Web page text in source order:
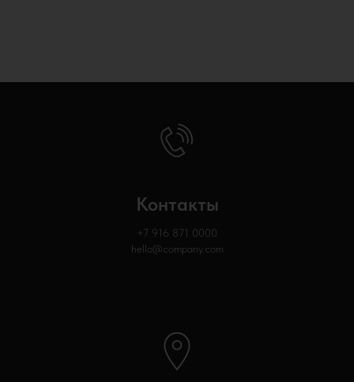
Контакты
+7 916 871 0000
hello@company.com